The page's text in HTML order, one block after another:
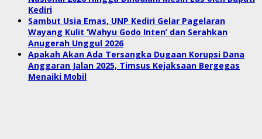
Kediri
Sambut Usia Emas, UNP Kediri Gelar Pagelaran
Wayang Kulit ‘Wahyu Godo Inten’ dan Serahkan
Anugerah Unggul 2026
Apakah Akan Ada Tersangka Dugaan Korupsi Dana
Anggaran Jalan 2025, Timsus Kejaksaan Bergegas
Menaiki Mobil